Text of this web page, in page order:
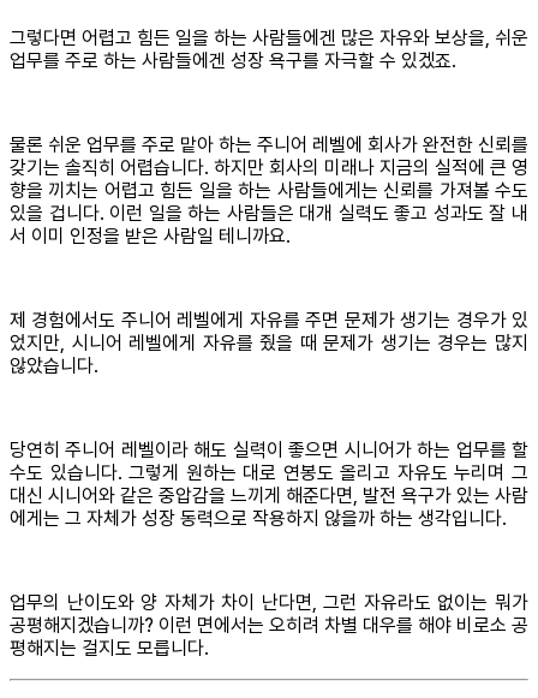
그렇다면 어렵고 힘든 일을 하는 사람들에겐 많은 자유와 보상을, 쉬운
업무를 주로 하는 사람들에겐 성장 욕구를 자극할 수 있겠죠.
물론 쉬운 업무를 주로 맡아 하는 주니어 레벨에 회사가 완전한 신뢰를
갖기는 솔직히 어렵습니다. 하지만 회사의 미래나 지금의 실적에 큰 영
향을 끼치는 어렵고 힘든 일을 하는 사람들에게는 신뢰를 가져볼 수도
있을 겁니다. 이런 일을 하는 사람들은 대개 실력도 좋고 성과도 잘 내
서 이미 인정을 받은 사람일 테니까요.
제 경험에서도 주니어 레벨에게 자유를 주면 문제가 생기는 경우가 있
었지만, 시니어 레벨에게 자유를 줬을 때 문제가 생기는 경우는 많지
않았습니다.
당연히 주니어 레벨이라 해도 실력이 좋으면 시니어가 하는 업무를 할
수도 있습니다. 그렇게 원하는 대로 연봉도 올리고 자유도 누리며 그
대신 시니어와 같은 중압감을 느끼게 해준다면, 발전 욕구가 있는 사람
에게는 그 자체가 성장 동력으로 작용하지 않을까 하는 생각입니다.
업무의 난이도와 양 자체가 차이 난다면, 그런 자유라도 없이는 뭐가
공평해지겠습니까? 이런 면에서는 오히려 차별 대우를 해야 비로소 공
평해지는 걸지도 모릅니다.